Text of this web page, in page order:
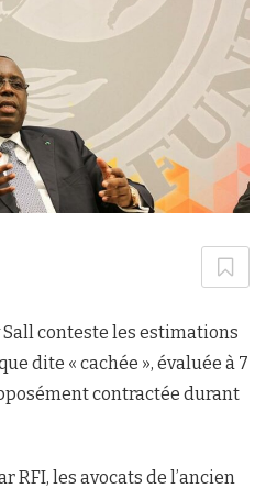
conteste les estimations
dite « cachée », évaluée à 7
contractée durant
RFI, les avocats de l’ancien